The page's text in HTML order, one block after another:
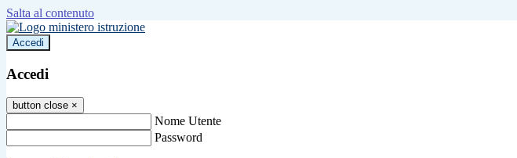
Salta al contenuto
Accedi
Accedi
button close ×
Nome Utente
Password